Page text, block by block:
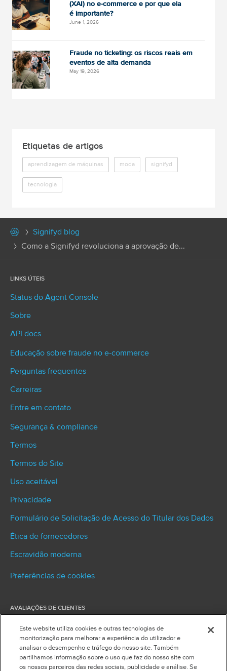
(XAI) no e-commerce e por que ela
é importante?
June 1, 2026
Fraude no ticketing: os riscos reais em
eventos de alta demanda
May 19, 2026
Etiquetas de artigos
aprendizagem de máquinas moda signifyd
tecnologia
Signifyd blog
Como a Signifyd revoluciona a aprovação de...
LINKS ÚTEIS
Status do Agent Console
Sobre
API docs
Educação sobre fraude no e‑commerce
Perguntas frequentes
Carreiras
Entre em contato
Segurança & compliance
Termos
Termos do Site
Uso aceitável
Privacidade
Formulário de Solicitação de Acesso do Titular dos Dados
Ética de fornecedores
Escravidão moderna
Preferências de cookies
AVALIAÇÕES DE CLIENTES
O G2 é uma plataforma de avaliação de soluções
empresariais por usuários, que posicionou a Signifyd
acima de todos os concorrentes, classificando-a em
primeiro lugar em presença no mercado e
nomeando-a como líder de mercado.
Este website utiliza cookies e outras tecnologias de
monitorização para melhorar a experiência do utilizador e
analisar o desempenho e tráfego do nosso site. Também
partilhamos informação sobre o uso que faz do nosso site com
os nossos parceiros das redes sociais, publicidade e análise. Se